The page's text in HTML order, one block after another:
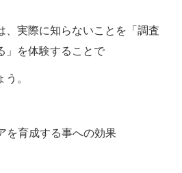
、実際に知らないことを「調査
」を体験することで
。
育成する事への効果